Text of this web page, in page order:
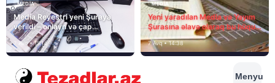
MEDİA
Media Reyestri yeni Şuraya
verildi – onlayn və çap
mediasını nə gözləyir?
7 Avq • 15:14
MEDİA
Yeni yaradılan Media və Yayım
Şurasına əlavə olaraq bu hüquq
və vəzifələr də verilib
7 Avq • 14:38
Menyu